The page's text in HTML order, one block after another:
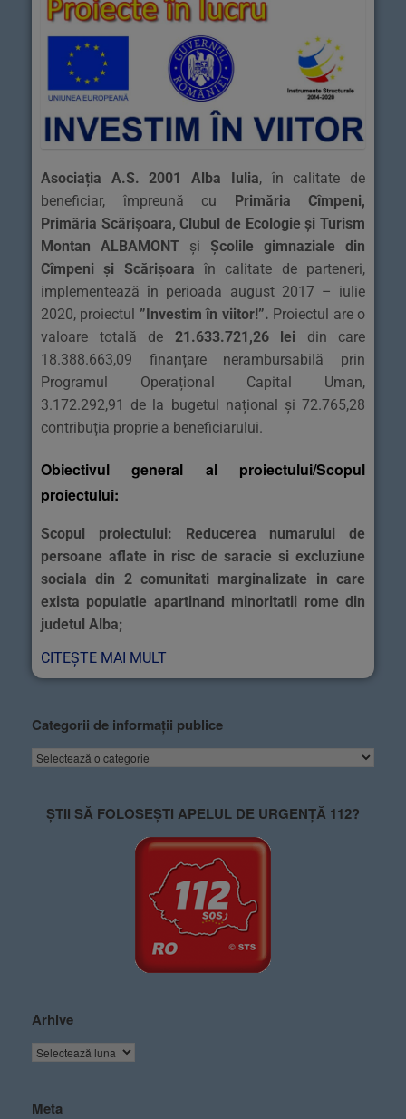
Asociația A.S. 2001 Alba Iulia, în calitate de
beneficiar, împreună cu
Primăria Cîmpeni,
Primăria Scărișoara, Clubul de Ecologie și Turism
Montan ALBAMONT și Școlile gimnaziale din
Cîmpeni și Scărișoara în calitate de parteneri,
implementează în perioada august 2017 – iulie
2020, proiectul ”Investim în viitor!”. Proiectul are o
valoare totală de 21.633.721,26 lei din care
18.388.663,09 finanțare nerambursabilă prin
Programul Operațional Capital Uman,
3.172.292,91 de la bugetul național și 72.765,28
contribuția proprie a beneficiarului.
Obiectivul general al proiectului/Scopul
proiectului:
Scopul proiectului: Reducerea numarului de
persoane aflate in risc de saracie si excluziune
sociala din 2 comunitati marginalizate in care
exista populatie apartinand minoritatii rome din
judetul Alba;
CITEȘTE MAI MULT
Categorii de informații publice
ȘTII SĂ FOLOSEȘTI APELUL DE URGENȚĂ 112?
Arhive
Meta